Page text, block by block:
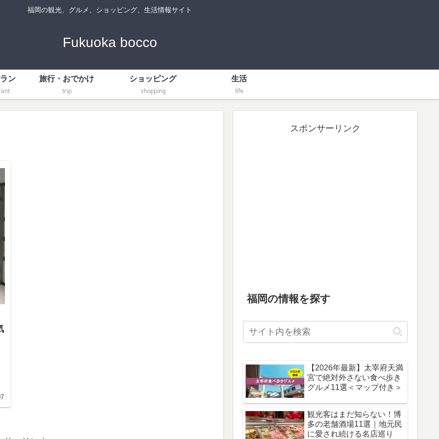
福岡の観光、グルメ、ショッピング、生活情報サイト
Fukuoka bocco
ン
旅行・おでかけ
trip
ショッピング
shopping
生活
life
スポンサーリンク
福岡の情報を探す
【2026年最新】太宰府天満
宮で絶対外さない食べ歩き
グルメ11選＜マップ付き＞
観光客はまだ知らない！博
多の老舗酒場11選｜地元民
に愛され続ける名店巡り